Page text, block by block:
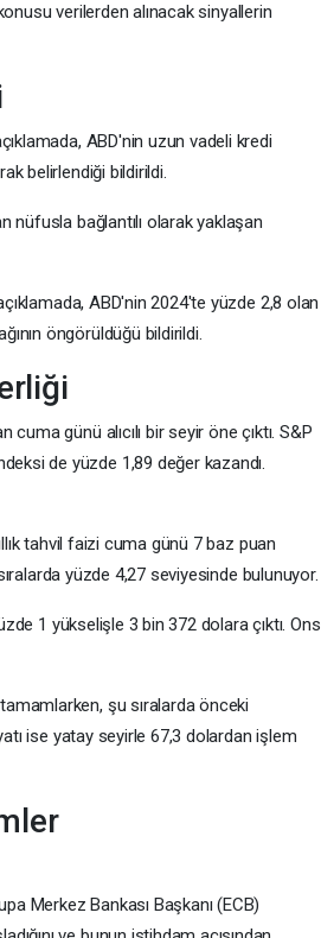
verilerden alınacak sinyallerin
ABD'nin uzun vadeli kredi
belirlendiği bildirildi.
nüfusla bağlantılı olarak yaklaşan
ABD'nin 2024'te yüzde 2,8 olan
öngörüldüğü bildirildi.
günü alıcılı bir seyir öne çıktı. S&P
de yüzde 1,89 değer kazandı.
tahvil faizi cuma günü 7 baz puan
yüzde 4,27 seviyesinde bulunuyor.
1 yükselişle 3 bin 372 dolara çıktı. Ons
şu sıralarda önceki
ise yatay seyirle 67,3 dolardan işlem
Merkez Bankası Başkanı (ECB)